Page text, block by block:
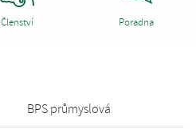
Členství Poradna
BPS průmyslová